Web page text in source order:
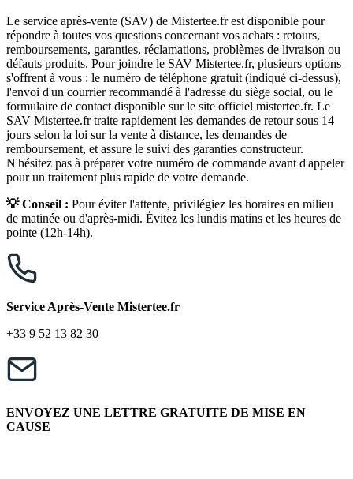
Le service après-vente (SAV) de Mistertee.fr est disponible pour
répondre à toutes vos questions concernant vos achats : retours,
remboursements, garanties, réclamations, problèmes de livraison ou
défauts produits. Pour joindre le SAV Mistertee.fr, plusieurs options
s'offrent à vous : le numéro de téléphone gratuit (indiqué ci-dessus),
l'envoi d'un courrier recommandé à l'adresse du siège social, ou le
formulaire de contact disponible sur le site officiel mistertee.fr. Le
SAV Mistertee.fr traite rapidement les demandes de retour sous 14
jours selon la loi sur la vente à distance, les demandes de
remboursement, et assure le suivi des garanties constructeur.
N'hésitez pas à préparer votre numéro de commande avant d'appeler
pour un traitement plus rapide de votre demande.
💡 Conseil : Pour éviter l'attente, privilégiez les horaires en milieu
de matinée ou d'après-midi. Évitez les lundis matins et les heures de
pointe (12h-14h).
Service Après-Vente Mistertee.fr
+33 9 52 13 82 30
ENVOYEZ UNE LETTRE GRATUITE DE MISE EN
CAUSE